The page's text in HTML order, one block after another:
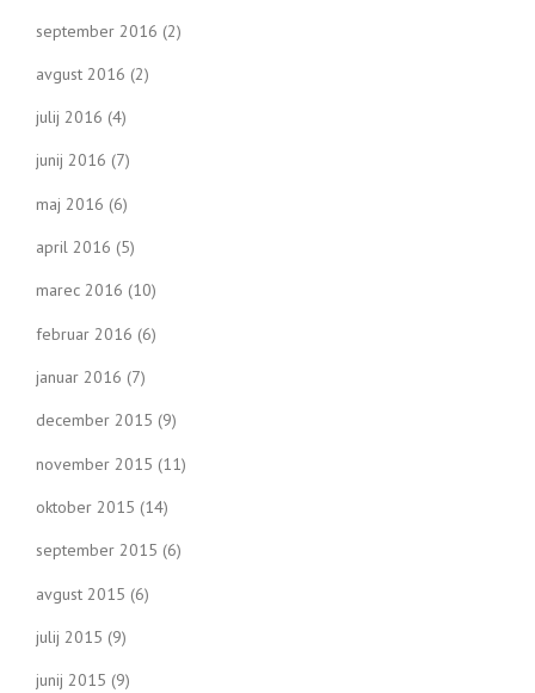
september 2016 (2)
avgust 2016 (2)
julij 2016 (4)
junij 2016 (7)
maj 2016 (6)
april 2016 (5)
marec 2016 (10)
februar 2016 (6)
januar 2016 (7)
december 2015 (9)
november 2015 (11)
oktober 2015 (14)
september 2015 (6)
avgust 2015 (6)
julij 2015 (9)
junij 2015 (9)